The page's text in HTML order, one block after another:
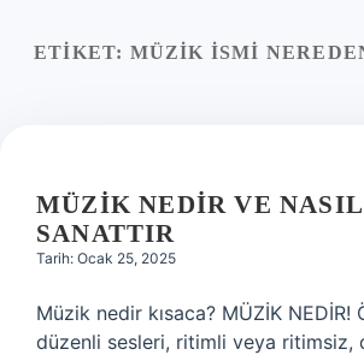
ETIKET: MÜZIK ISMI
MÜZIK NEDIR VE
SANATTIR
Tarih: Ocak 25, 2025
Müzik nedir kısaca? MÜZİK NEDİR!
düzenli sesleri, ritimli veya ritimsiz,